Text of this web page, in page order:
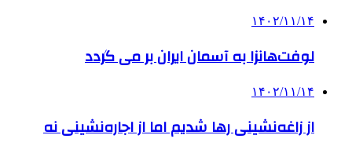
۱۴۰۲/۱۱/۱۴
لوفت‌هانزا به آسمان ایران بر می گردد
۱۴۰۲/۱۱/۱۴
از زاغه‌نشینی رها شدیم اما از اجاره‌نشینی نه